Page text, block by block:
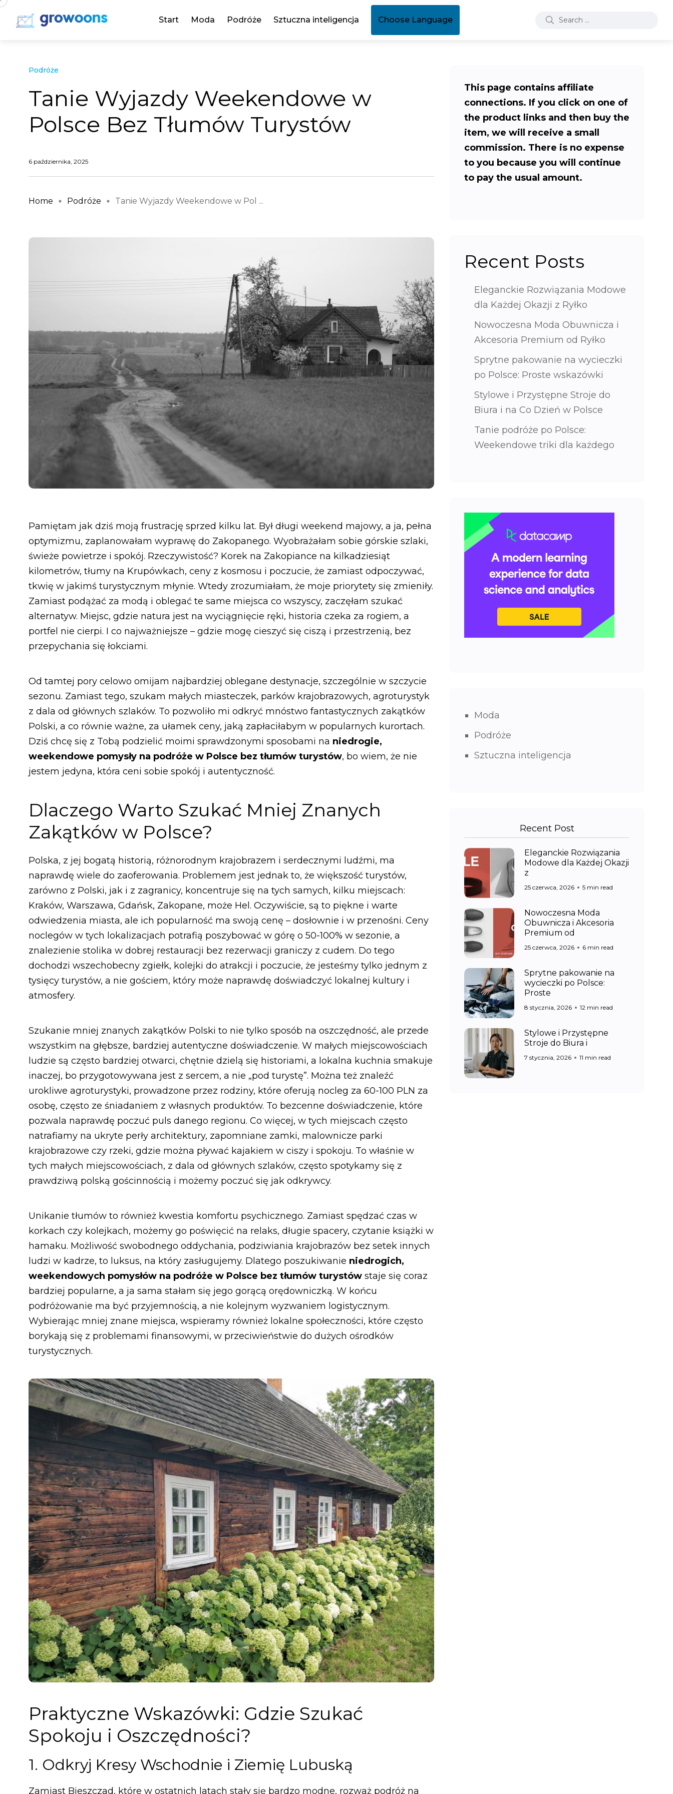
Start Moda Podróże Sztuczna inteligencja Choose Language
Podróże
Tanie Wyjazdy Weekendowe w
Polsce Bez Tłumów Turystów
6 października, 2025
Home Podróże Tanie Wyjazdy Weekendowe w Pol ...
Pamiętam jak dziś moją frustrację sprzed kilku lat. Był długi weekend majowy, a ja, pełna
optymizmu, zaplanowałam wyprawę do Zakopanego. Wyobrażałam sobie górskie szlaki,
świeże powietrze i spokój. Rzeczywistość? Korek na Zakopiance na kilkadziesiąt
kilometrów, tłumy na Krupówkach, ceny z kosmosu i poczucie, że zamiast odpoczywać,
tkwię w jakimś turystycznym młynie. Wtedy zrozumiałam, że moje priorytety się zmieniły.
Zamiast podążać za modą i oblegać te same miejsca co wszyscy, zaczęłam szukać
alternatyw. Miejsc, gdzie natura jest na wyciągnięcie ręki, historia czeka za rogiem, a
portfel nie cierpi. I co najważniejsze – gdzie mogę cieszyć się ciszą i przestrzenią, bez
przepychania się łokciami.
Od tamtej pory celowo omijam najbardziej oblegane destynacje, szczególnie w szczycie
sezonu. Zamiast tego, szukam małych miasteczek, parków krajobrazowych, agroturystyk
z dala od głównych szlaków. To pozwoliło mi odkryć mnóstwo fantastycznych zakątków
Polski, a co równie ważne, za ułamek ceny, jaką zapłaciłabym w popularnych kurortach.
Dziś chcę się z Tobą podzielić moimi sprawdzonymi sposobami na niedrogie,
weekendowe pomysły na podróże w Polsce bez tłumów turystów, bo wiem, że nie
jestem jedyna, która ceni sobie spokój i autentyczność.
Dlaczego Warto Szukać Mniej Znanych
Zakątków w Polsce?
Polska, z jej bogatą historią, różnorodnym krajobrazem i serdecznymi ludźmi, ma
naprawdę wiele do zaoferowania. Problemem jest jednak to, że większość turystów,
zarówno z Polski, jak i z zagranicy, koncentruje się na tych samych, kilku miejscach:
Kraków, Warszawa, Gdańsk, Zakopane, może Hel. Oczywiście, są to piękne i warte
odwiedzenia miasta, ale ich popularność ma swoją cenę – dosłownie i w przenośni. Ceny
noclegów w tych lokalizacjach potrafią poszybować w górę o 50-100% w sezonie, a
znalezienie stolika w dobrej restauracji bez rezerwacji graniczy z cudem. Do tego
dochodzi wszechobecny zgiełk, kolejki do atrakcji i poczucie, że jesteśmy tylko jednym z
tysięcy turystów, a nie gościem, który może naprawdę doświadczyć lokalnej kultury i
atmosfery.
Szukanie mniej znanych zakątków Polski to nie tylko sposób na oszczędność, ale przede
wszystkim na głębsze, bardziej autentyczne doświadczenie. W małych miejscowościach
ludzie są często bardziej otwarci, chętnie dzielą się historiami, a lokalna kuchnia smakuje
inaczej, bo przygotowywana jest z sercem, a nie „pod turystę”. Można też znaleźć
urokliwe agroturystyki, prowadzone przez rodziny, które oferują nocleg za 60-100 PLN za
osobę, często ze śniadaniem z własnych produktów. To bezcenne doświadczenie, które
pozwala naprawdę poczuć puls danego regionu. Co więcej, w tych miejscach często
natrafiamy na ukryte perły architektury, zapomniane zamki, malownicze parki
krajobrazowe czy rzeki, gdzie można pływać kajakiem w ciszy i spokoju. To właśnie w
tych małych miejscowościach, z dala od głównych szlaków, często spotykamy się z
prawdziwą polską gościnnością i możemy poczuć się jak odkrywcy.
Unikanie tłumów to również kwestia komfortu psychicznego. Zamiast spędzać czas w
korkach czy kolejkach, możemy go poświęcić na relaks, długie spacery, czytanie książki w
hamaku. Możliwość swobodnego oddychania, podziwiania krajobrazów bez setek innych
ludzi w kadrze, to luksus, na który zasługujemy. Dlatego poszukiwanie niedrogich,
weekendowych pomysłów na podróże w Polsce bez tłumów turystów staje się coraz
bardziej popularne, a ja sama stałam się jego gorącą orędowniczką. W końcu
podróżowanie ma być przyjemnością, a nie kolejnym wyzwaniem logistycznym.
Wybierając mniej znane miejsca, wspieramy również lokalne społeczności, które często
borykają się z problemami finansowymi, w przeciwieństwie do dużych ośrodków
turystycznych.
Praktyczne Wskazówki: Gdzie Szukać
Spokoju i Oszczędności?
1. Odkryj Kresy Wschodnie i Ziemię Lubuską
Zamiast Bieszczad, które w ostatnich latach stały się bardzo modne, rozważ podróż na
This page contains affiliate
connections. If you click on one of
the product links and then buy the
item, we will receive a small
commission. There is no expense
to you because you will continue
to pay the usual amount.
Recent Posts
Eleganckie Rozwiązania Modowe
dla Każdej Okazji z Ryłko
Nowoczesna Moda Obuwnicza i
Akcesoria Premium od Ryłko
Sprytne pakowanie na wycieczki
po Polsce: Proste wskazówki
Stylowe i Przystępne Stroje do
Biura i na Co Dzień w Polsce
Tanie podróże po Polsce:
Weekendowe triki dla każdego
Moda
Podróże
Sztuczna inteligencja
Recent Post
Eleganckie Rozwiązania
Modowe dla Każdej Okazji
z
25 czerwca, 2026 5 min read
Nowoczesna Moda
Obuwnicza i Akcesoria
Premium od
25 czerwca, 2026 6 min read
Sprytne pakowanie na
wycieczki po Polsce:
Proste
8 stycznia, 2026 12 min read
Stylowe i Przystępne
Stroje do Biura i
7 stycznia, 2026 11 min read